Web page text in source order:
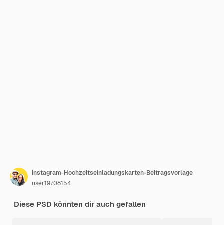
Instagram-Hochzeitseinladungskarten-Beitragsvorlage
user19708154
Diese PSD könnten dir auch gefallen